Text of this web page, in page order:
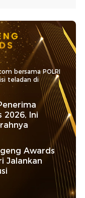
bersama POLRI
teladan di
2026, Ini
Awards
Jalankan